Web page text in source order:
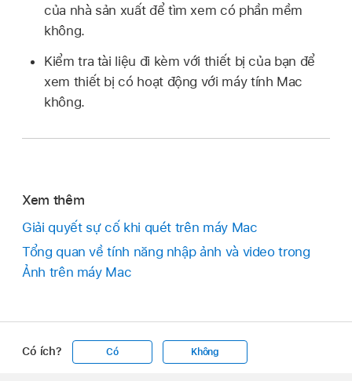
của nhà sản xuất để tìm xem có phần mềm
không.
Kiểm tra tài liệu đi kèm với thiết bị của bạn để
xem thiết bị có hoạt động với máy tính Mac
không.
Xem thêm
Giải quyết sự cố khi quét trên máy Mac
Tổng quan về tính năng nhập ảnh và video trong
Ảnh trên máy Mac
Có ích? Có Không